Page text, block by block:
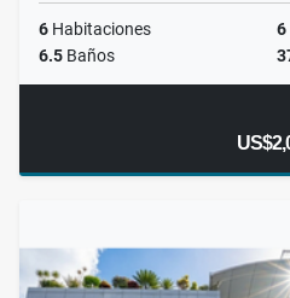
6 Habitaciones 6
6.5 Baños